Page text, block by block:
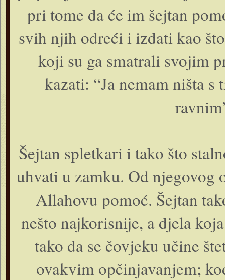
pri tome da će im šejtan
svih njih odreći i izdati kao
koji su ga smatrali svojim
kazati: “Ja nemam ništa
Šejtan spletkari i tako što
uhvati u zamku. Od njegovog
Allahovu pomoć. Šejtan
nešto najkorisnije, a djela
tako da se čovjeku učine
ovakvim opčinjavanjem;